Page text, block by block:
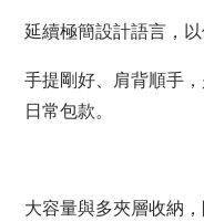
延續極簡設計語言，
手提剛好、肩背順手
日常包款。
大容量與多夾層收納